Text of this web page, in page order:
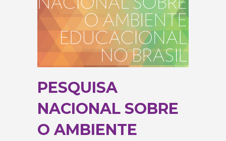
PESQUISA
NACIONAL SOBRE
O AMBIENTE